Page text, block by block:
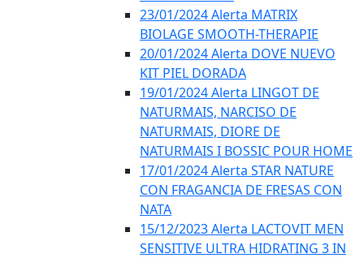
23/01/2024 Alerta MATRIX
BIOLAGE SMOOTH-THERAPIE
20/01/2024 Alerta DOVE NUEVO
KIT PIEL DORADA
19/01/2024 Alerta LINGOT DE
NATURMAIS, NARCISO DE
NATURMAIS, DIORE DE
NATURMAIS I BOSSIC POUR HOME
17/01/2024 Alerta STAR NATURE
CON FRAGANCIA DE FRESAS CON
NATA
15/12/2023 Alerta LACTOVIT MEN
SENSITIVE ULTRA HIDRATING 3 IN